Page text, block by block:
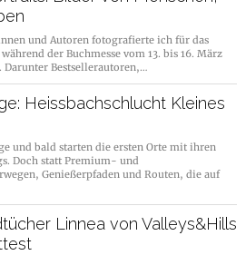
und Autoren fotografierte ich für das
der Buchmesse vom 13. bis 16. März
Darunter Bestsellerautoren,…
Heissbachschlucht Kleines
und bald starten die ersten Orte mit ihren
Doch statt Premium- und
Genießerpfaden und Routen, die auf
Linnea von Valleys&Hills